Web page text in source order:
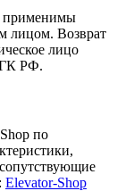
применимы
лицом. Возврат
лицо
ГК РФ.
по
Elevator-Shop